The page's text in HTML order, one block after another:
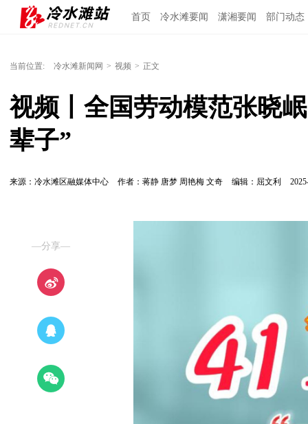
首页 冷水滩要闻 潇湘要闻 部门动态
当前位置: 冷水滩新闻网 > 视频 > 正文
视频丨全国劳动模范张晓
辈子”
来源：冷水滩区融媒体中心 作者：蒋静 唐梦 周艳梅 文奇 编辑：屈文利
—分享—